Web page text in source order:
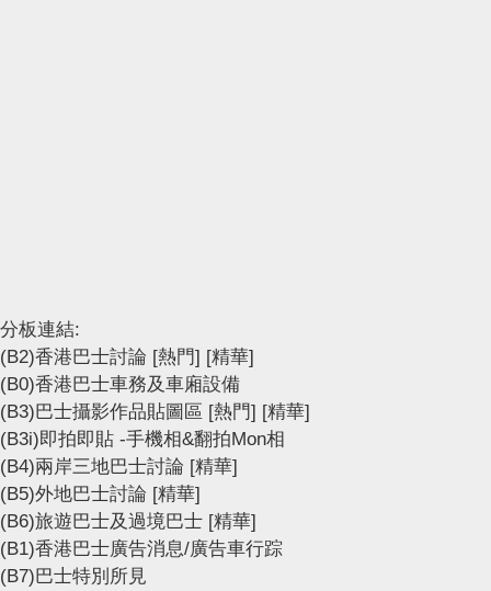
分板連結:
(B2)香港巴士討論 [熱門] [精華]
(B0)香港巴士車務及車廂設備
(B3)巴士攝影作品貼圖區 [熱門] [精華]
(B3i)即拍即貼 -手機相&翻拍Mon相
(B4)兩岸三地巴士討論 [精華]
(B5)外地巴士討論 [精華]
(B6)旅遊巴士及過境巴士 [精華]
(B1)香港巴士廣告消息/廣告車行踪
(B7)巴士特別所見